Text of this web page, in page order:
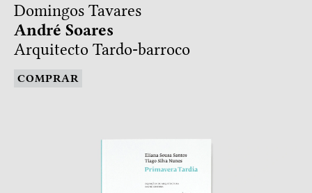
Domingos Tavares
André Soares
Arquitecto Tardo-barroco
COMPRAR